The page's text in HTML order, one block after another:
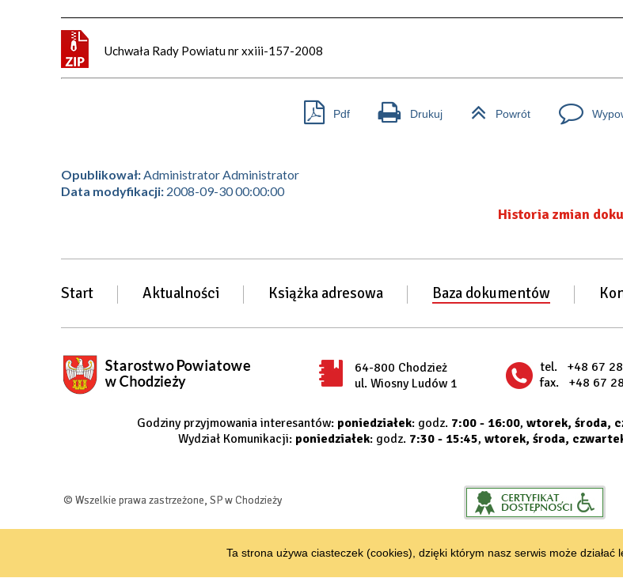
Uchwała Rady Powiatu nr xxiii-157-2008
Pdf Drukuj Powrót
Opublikował:Administrator Administrator
Data modyfikacji:2008-09-30 00:00:00
Historia zmian
Start Aktualności Książka adresowa Baza dokumentów
64-800 Chodzież
ul. Wiosny Ludów 1
tel.
+48 67
fax.
+48 67
Godziny przyjmowania interesantów: poniedziałek: godz. 7:00 - 16:00, wtorek, środa,
Wydział Komunikacji: poniedziałek: godz. 7:30 - 15:45, wtorek, środa,
© Wszelkie prawa zastrzeżone, SP w Chodzieży
Ta strona używa ciasteczek (cookies), dzięki którym nasz serwis może działać